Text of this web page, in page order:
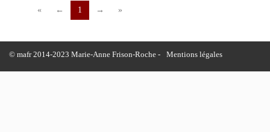
« ← 1 → »
© mafr 2014-2023 Marie-Anne Frison-Roche - Mentions légales